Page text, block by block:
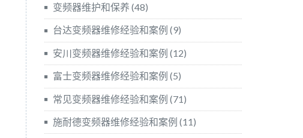
变频器维护和保养 (48)
台达变频器维修经验和案例 (9)
安川变频器维修经验和案例 (12)
富士变频器维修经验和案例 (5)
常见变频器维修经验和案例 (71)
施耐德变频器维修经验和案例 (11)